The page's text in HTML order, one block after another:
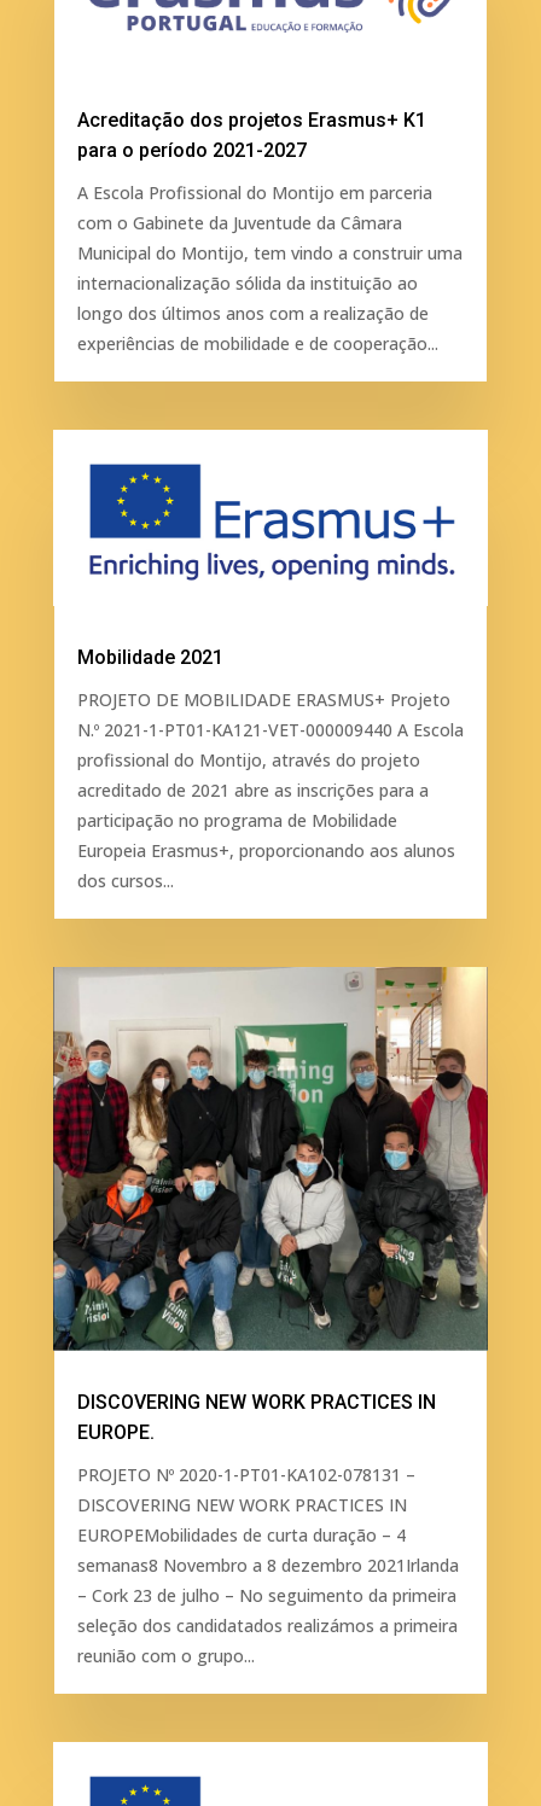
Acreditação dos projetos Erasmus+ K1
para o período 2021-2027
A Escola Profissional do Montijo em parceria
com o Gabinete da Juventude da Câmara
Municipal do Montijo, tem vindo a construir uma
internacionalização sólida da instituição ao
longo dos últimos anos com a realização de
experiências de mobilidade e de cooperação...
Mobilidade 2021
PROJETO DE MOBILIDADE ERASMUS+ Projeto
N.º 2021-1-PT01-KA121-VET-000009440 A Escola
profissional do Montijo, através do projeto
acreditado de 2021 abre as inscrições para a
participação no programa de Mobilidade
Europeia Erasmus+, proporcionando aos alunos
dos cursos...
DISCOVERING NEW WORK PRACTICES IN
EUROPE.
PROJETO Nº 2020-1-PT01-KA102-078131 –
DISCOVERING NEW WORK PRACTICES IN
EUROPEMobilidades de curta duração – 4
semanas8 Novembro a 8 dezembro 2021Irlanda
– Cork 23 de julho – No seguimento da primeira
seleção dos candidatados realizámos a primeira
reunião com o grupo...